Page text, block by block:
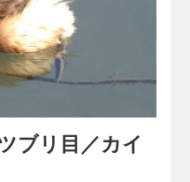
ブリ目／カイ